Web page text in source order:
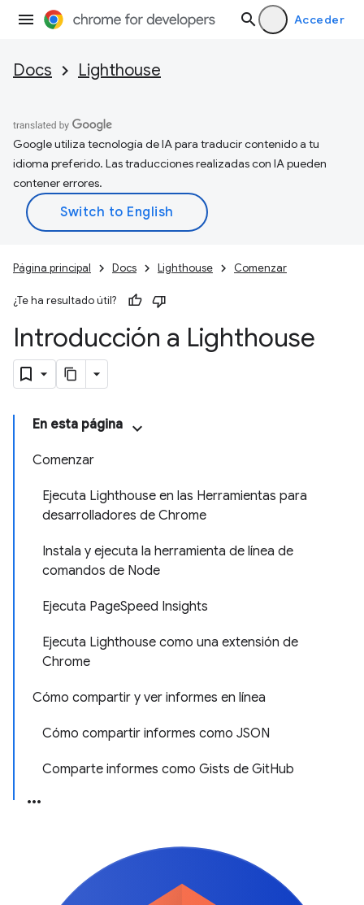
Acceder
Docs Lighthouse
Google utiliza tecnología de IA para traducir contenido a tu
idioma preferido. Las traducciones realizadas con IA pueden
contener errores.
Página principal Docs Lighthouse Comenzar
¿Te ha resultado útil?
Introducción a Lighthouse
En esta página
Comenzar
Ejecuta Lighthouse en las Herramientas para
desarrolladores de Chrome
Instala y ejecuta la herramienta de línea de
comandos de Node
Ejecuta PageSpeed Insights
Ejecuta Lighthouse como una extensión de
Chrome
Cómo compartir y ver informes en línea
Cómo compartir informes como JSON
Comparte informes como Gists de GitHub